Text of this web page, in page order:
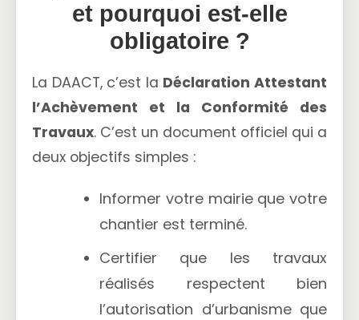
et pourquoi est-elle
obligatoire ?
La DAACT, c’est la Déclaration Attestant
l’Achèvement et la Conformité des
Travaux. C’est un document officiel qui a
deux objectifs simples :
Informer votre mairie que votre
chantier est terminé.
Certifier que les travaux
réalisés respectent bien
l’autorisation d’urbanisme que